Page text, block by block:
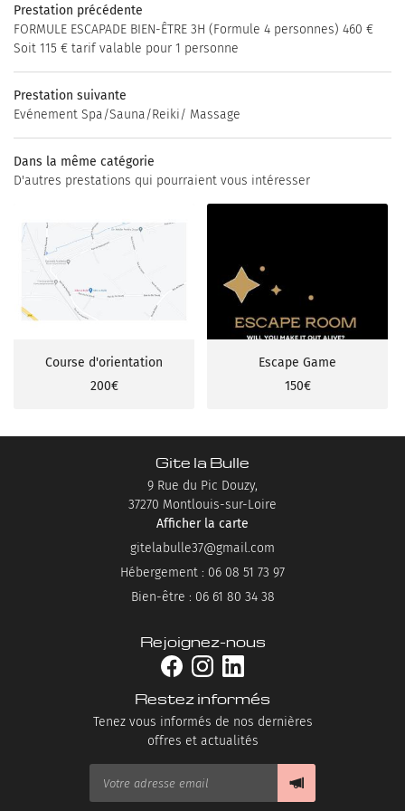
PRESTATIONS
– VIDÉOS
BON CADEAU
ACTUALITÉS
CONTACT
+33661803438
Rejoignez-
Prestation précédente
FORMULE ESCAPADE BIEN-ÊTRE 3H (Formule 4 personnes) 460 €
Soit 115 € tarif valable pour 1 personne
Prestation suivante
Evénement Spa/Sauna/Reiki/ Massage
Dans la même catégorie
D'autres prestations qui pourraient vous intéresser
Course d'orientation
200€
Escape Game
150€
Gite la Bulle
9 Rue du Pic Douzy,
37270 Montlouis-sur-Loire
Afficher la carte
Hébergement : 06 08 51 73 97
Bien-être : 06 61 80 34 38
Rejoignez-nous
Restez informés
Tenez vous informés de nos dernières
offres et actualités